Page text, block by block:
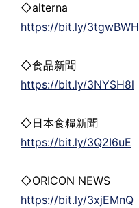
◇alterna
https://bit.ly/3tgwBWH
◇食品新聞
https://bit.ly/3NYSH8l
◇日本食糧新聞
https://bit.ly/3Q2I6uE
◇ORICON NEWS
https://bit.ly/3xjEMnQ